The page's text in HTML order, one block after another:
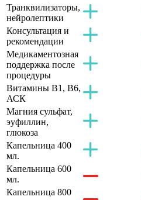
Транквилизаторы,
нейролептики
Консультация и
рекомендации
Медикаментозная
поддержка после
процедуры
Витамины B1, B6,
АСК
Магния сульфат,
эуфиллин,
глюкоза
Капельница 400
мл.
Капельница 600
мл.
Капельница 800